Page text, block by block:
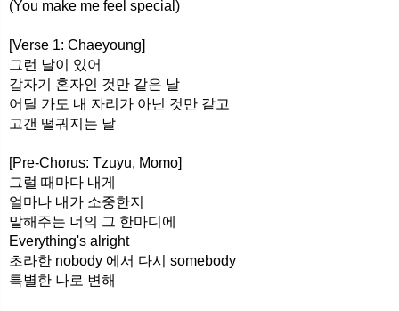
(You make me feel special)
[Verse 1: Chaeyoung]
그런 날이 있어
갑자기 혼자인 것만 같은 날
어딜 가도 내 자리가 아닌 것만 같고
고갠 떨궈지는 날
[Pre-Chorus: Tzuyu, Momo]
그럴 때마다 내게
얼마나 내가 소중한지
말해주는 너의 그 한마디에
Everything's alright
초라한 nobody 에서 다시 somebody
특별한 나로 변해